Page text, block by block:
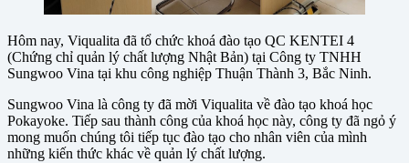
Hôm nay, Viqualita đã tổ chức khoá đào tạo QC KENTEI 4
(Chứng chỉ quản lý chất lượng Nhật Bản) tại Công ty TNHH
Sungwoo Vina tại khu công nghiệp Thuận Thành 3, Bắc Ninh.
Sungwoo Vina là công ty đã mời Viqualita về đào tạo khoá học
Pokayoke. Tiếp sau thành công của khoá học này, công ty đã ngỏ ý
mong muốn chúng tôi tiếp tục đào tạo cho nhân viên của mình
những kiến thức khác về quản lý chất lượng.